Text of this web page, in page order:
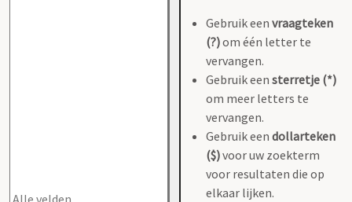
Gebruik een vraagteken
(?)om één letter te
vervangen.
Gebruik een sterretje (*)
om meer letters te
vervangen.
Gebruik een dollarteken
($)voor uw zoekterm
voor resultaten die op
elkaar lijken.